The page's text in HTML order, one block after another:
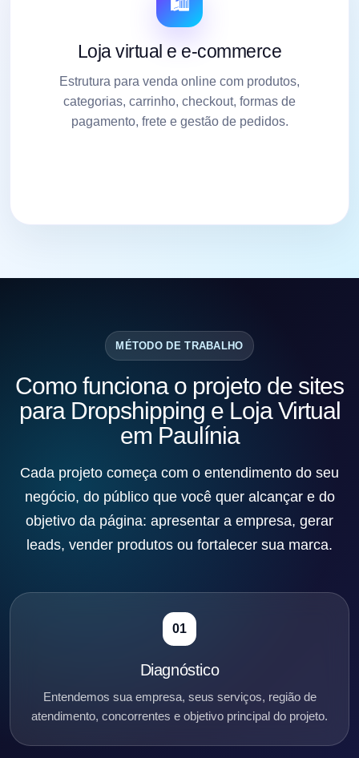
Loja virtual e e-commerce
Estrutura para venda online com produtos,
categorias, carrinho, checkout, formas de
pagamento, frete e gestão de pedidos.
MÉTODO DE TRABALHO
Como funciona o projeto de sites
para Dropshipping e Loja Virtual
em Paulínia
Cada projeto começa com o entendimento do seu
negócio, do público que você quer alcançar e do
objetivo da página: apresentar a empresa, gerar
leads, vender produtos ou fortalecer sua marca.
01
Diagnóstico
Entendemos sua empresa, seus serviços, região de
atendimento, concorrentes e objetivo principal do projeto.